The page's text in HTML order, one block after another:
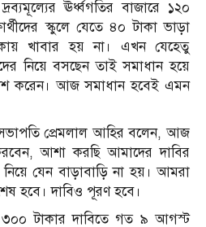
ঊর্ধ্বগতির বাজারে ১২০
স্কুলে যেতে ৪০ টাকা ভাড়া
খাবার হয় না। এখন যেহেতু
নিয়ে বসছেন তাই সমাধান হয়ে
করেন। আজ সমাধান হবেই এমন
সভাপতি প্রেমলাল আহির বলেন, আজ
করবেন, আশা করছি আমাদের দাবির
যেন বাড়াবাড়ি না হয়। আমরা
হবে। দাবিও পূরণ হবে।
৩০০ টাকার দাবিতে গত ৯ আগস্ট